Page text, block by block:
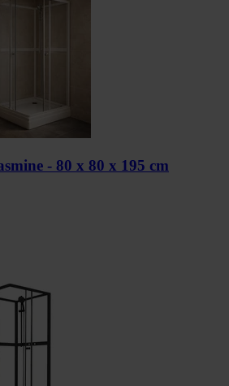
- 80 x 80 x 195 cm